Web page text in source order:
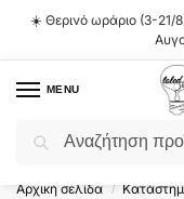
☀️ Θερινό ωράριο (3-21/
MENU
Flash Sale ⚡
Αρχική σελίδα /